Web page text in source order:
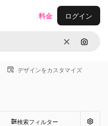
消去 画像で
料金 ログイン
デザインをカスタマイズ
検索フィルター